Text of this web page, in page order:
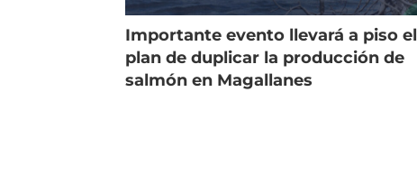
Importante evento llevará a piso el
plan de duplicar la producción de
salmón en Magallanes